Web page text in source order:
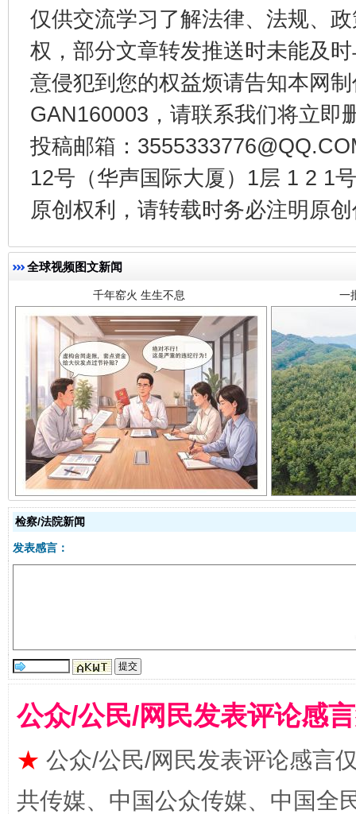
仅供交流学习了解法律、法规、
权，部分文章转发推送时未能及
意侵犯到您的权益烦请告知本网
GAN160003，请联系我们将立即
投稿邮箱：
12号（华声国际大厦）1层 1 2 1
原创权利，请转载时务必注明原
全球视频图文新闻
千年窑火 生生不息
揭开“小金库”的免责幌子
检察/法院新闻
发表感言：
公众/公民/网民发表评论感
★ 公众/公民/网民发表评论感言
共传媒、中国公众传媒、中国全